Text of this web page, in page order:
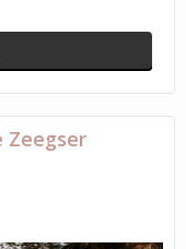
Zeegser